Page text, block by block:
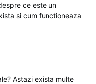
ce este un
si cum functioneaza
Astazi exista multe